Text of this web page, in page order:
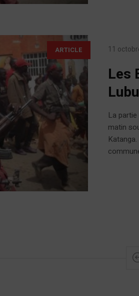
ARTICLE 11
Les
La
matin